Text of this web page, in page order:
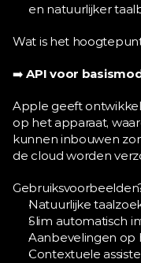
en natuurlijker
Wat is het
➡️ API voor
Apple geeft
op het apparaat,
kunnen inbouwen
de cloud worden
Natuurlijke
Slim automatisch
Aanbevelingen op
Contextuele